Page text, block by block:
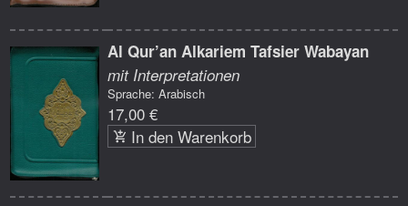
Al Qur’an Alkariem Tafsier Wabayan
mit Interpretationen
Sprache: Arabisch
17,00 €
In den Warenkorb